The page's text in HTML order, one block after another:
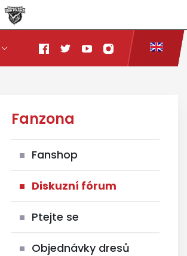
Fanzona
Fanshop
Diskuzní fórum
Ptejte se
Objednávky dresů